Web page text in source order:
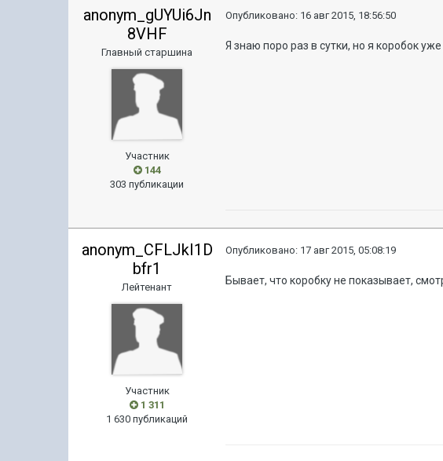
anonym_gUYUi6Jn
8VHF
Главный старшина
Участник
144
303 публикации
Опубликовано: 16 авг 2015, 18:56:50
Я знаю поро раз в сутки, но я коробок
anonym_CFLJkI1D
bfr1
Лейтенант
Участник
1 311
1 630 публикаций
Опубликовано: 17 авг 2015, 05:08:19
Бывает, что коробку не показывает,